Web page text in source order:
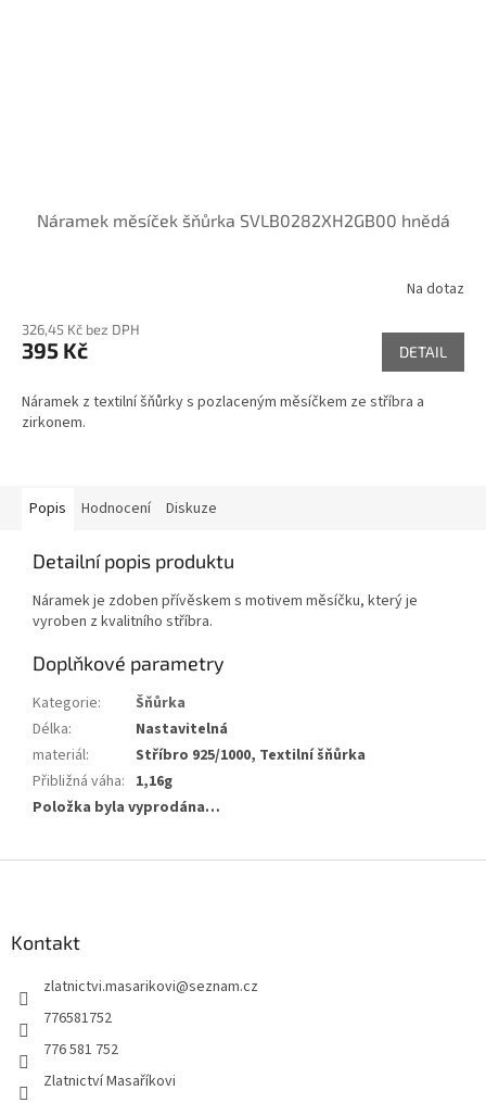
Náramek měsíček šňůrka SVLB0282XH2GB00 hnědá
Na dotaz
326,45 Kč bez DPH
395 Kč DETAIL
Náramek z textilní šňůrky s pozlaceným měsíčkem ze stříbra a
zirkonem.
Popis Hodnocení Diskuze
Detailní popis produktu
Náramek je zdoben přívěskem s motivem měsíčku, který je
vyroben z kvalitního stříbra.
Doplňkové parametry
Kategorie:
Šňůrka
Délka:
Nastavitelná
materiál:
Stříbro 925/1000, Textilní šňůrka
Přibližná váha: 1,16g
Položka byla vyprodána…
Kontakt
zlatnictvi.masarikovi@seznam.cz
776581752
776 581 752
Zlatnictví Masaříkovi